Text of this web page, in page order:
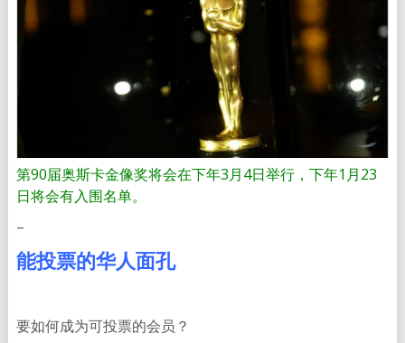
第90届奥斯卡金像奖将会在下年3月4日举行，下年1月23
日将会有入围名单。
–
能投票的华人面孔
要如何成为可投票的会员？